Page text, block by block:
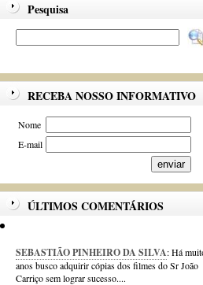
Pesquisa
RECEBA NOSSO INFORMATIVO
Nome
E-mail
ÚLTIMOS COMENTÁRIOS
SEBASTIÃO PINHEIRO DA SILVA: Há
anos busco adquirir cópias dos filmes do Sr João
Carriço sem lograr sucesso....